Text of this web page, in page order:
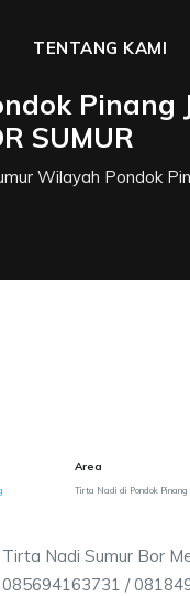
TENTANG KAMI
Pinang
SUMUR
Wilayah Pondok
Area
Tirta Nadi di Pondok
Tirta Nadi Sumur Bor
085694163731 /